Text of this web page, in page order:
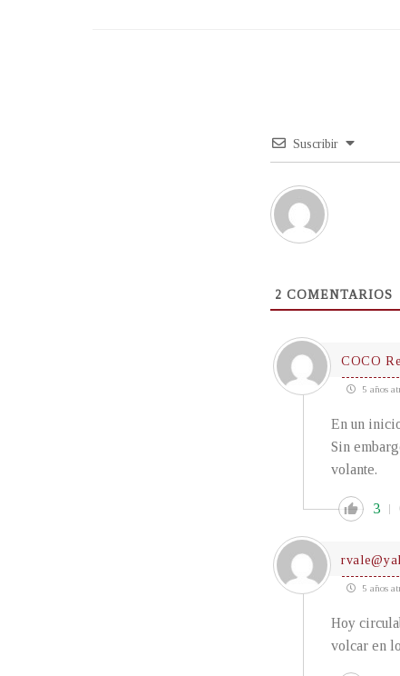
Suscribir
2 COMENTARIOS
COCO
5 años
En un
Sin
volante.
3
5 años
Hoy
volcar en